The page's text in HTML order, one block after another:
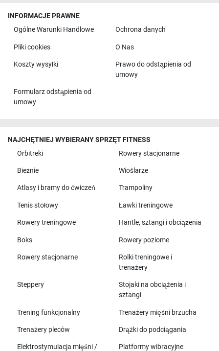
INFORMACJE PRAWNE
Ogólne Warunki Handlowe
Ochrona danych
Pliki cookies O Nas
Koszty wysyłki
Prawo do odstąpienia od
umowy
Formularz odstąpienia od
umowy
NAJCHĘTNIEJ WYBIERANY SPRZĘT FITNESS
Orbitreki
Rowery stacjonarne
Bieżnie Wioślarze
Atlasy i bramy do ćwiczeń Trampoliny
Tenis stołowy Ławki treningowe
Rowery treningowe Hantle, sztangi i obciążenia
Boks Rowery poziome
Rowery stacjonarne
Rolki treningowe i
trenażery
Steppery
Stojaki na obciążenia i
sztangi
Trening funkcjonalny Trenażery mięśni brzucha
Trenażery pleców Drążki do podciągania
Elektrostymulacja mięśni / Platformy wibracyjne